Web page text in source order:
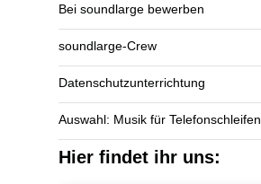
Bei soundlarge bewerben
soundlarge-Crew
Datenschutzunterrichtung
Auswahl: Musik für Telefonschleifen
Hier findet ihr uns: